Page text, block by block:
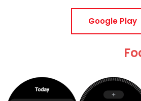
Google Play